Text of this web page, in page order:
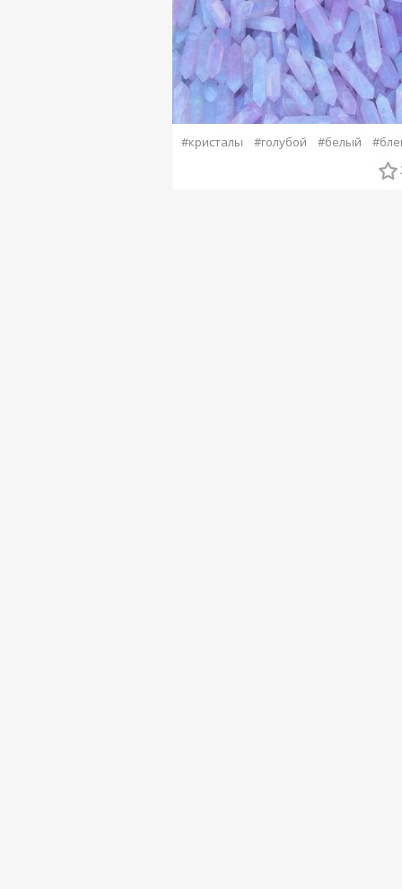
#кристалы #голубой #белый